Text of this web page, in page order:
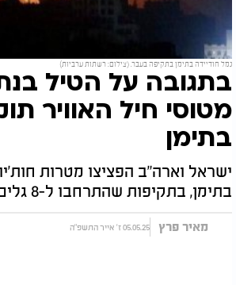
נמל חודיידה בתימן בתקיפה בעבר. (צילום: רשתות ערביות)
מטוסי חיל האוויר
בתימן
ישראל וארה"ב הפציצו מטרות
בתימן, בתקיפות שהתרחבו ל-8 גלים
מאיר פרץ 05.05.25 ז' אייר התשפ"ה